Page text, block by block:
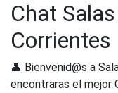
Chat
Corrientes
👤 Bienvenid@s a
encontraras el mejor